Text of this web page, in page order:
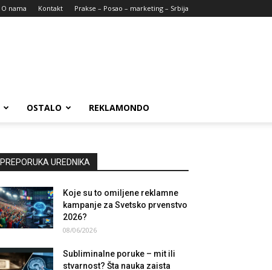
O nama Kontakt Prakse – Posao – marketing – Srbija
OSTALO REKLAMONDO
PREPORUKA UREDNIKA
Koje su to omiljene reklamne
kampanje za Svetsko prvenstvo
2026?
08/06/2026
Subliminalne poruke – mit ili
stvarnost? Šta nauka zaista